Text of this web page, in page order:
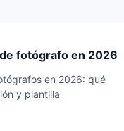
fotógrafo en 2026
en 2026: qué
y plantilla